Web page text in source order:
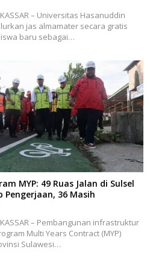
– Universitas Hasanuddin
jas almamater secara gratis
baru sebagai…
MYP: 49 Ruas Jalan di Sulsel
Pengerjaan, 36 Masih
– Pembangunan infrastruktur
Multi Years Contract (MYP)
Sulawesi…